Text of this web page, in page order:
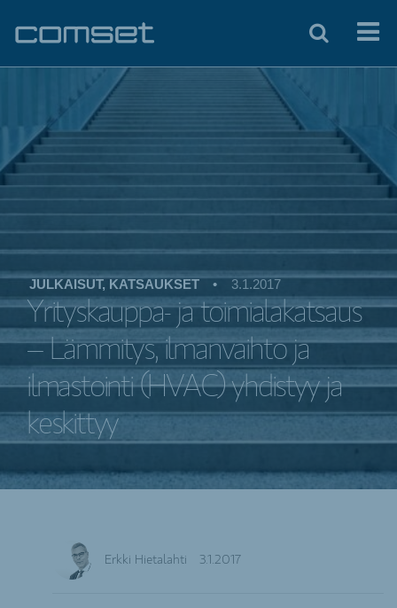
JULKAISUT, KATSAUKSET • 3.1.2017
Yrityskauppa- ja toimialakatsaus
– Lämmitys, ilmanvaihto ja
ilmastointi (HVAC) yhdistyy ja
keskittyy
Erkki Hietalahti 3.1.2017